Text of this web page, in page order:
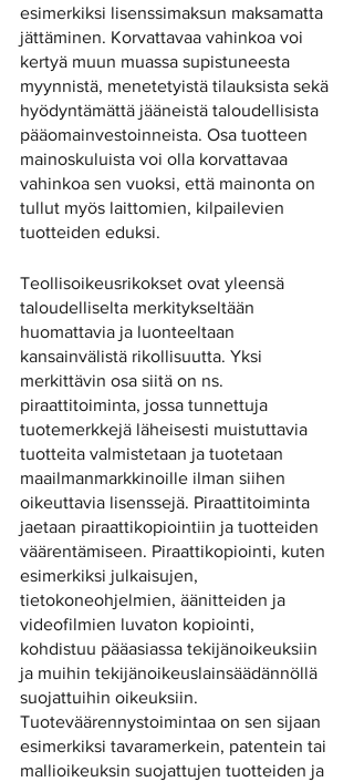
esimerkiksi lisenssimaksun maksamatta
jättäminen. Korvattavaa vahinkoa voi
kertyä muun muassa supistuneesta
myynnistä, menetetyistä tilauksista sekä
hyödyntämättä jääneistä taloudellisista
pääomainvestoinneista. Osa tuotteen
mainoskuluista voi olla korvattavaa
vahinkoa sen vuoksi, että mainonta on
tullut myös laittomien, kilpailevien
tuotteiden eduksi.
Teollisoikeusrikokset ovat yleensä
taloudelliselta merkitykseltään
huomattavia ja luonteeltaan
kansainvälistä rikollisuutta. Yksi
merkittävin osa siitä on ns.
piraattitoiminta, jossa tunnettuja
tuotemerkkejä läheisesti muistuttavia
tuotteita valmistetaan ja tuotetaan
maailmanmarkkinoille ilman siihen
oikeuttavia lisenssejä. Piraattitoiminta
jaetaan piraattikopiointiin ja tuotteiden
väärentämiseen. Piraattikopiointi, kuten
esimerkiksi julkaisujen,
tietokoneohjelmien, äänitteiden ja
videofilmien luvaton kopiointi,
kohdistuu pääasiassa tekijänoikeuksiin
ja muihin tekijänoikeuslainsäädännöllä
suojattuihin oikeuksiin.
Tuoteväärennystoimintaa on sen sijaan
esimerkiksi tavaramerkein, patentein tai
mallioikeuksin suojattujen tuotteiden ja